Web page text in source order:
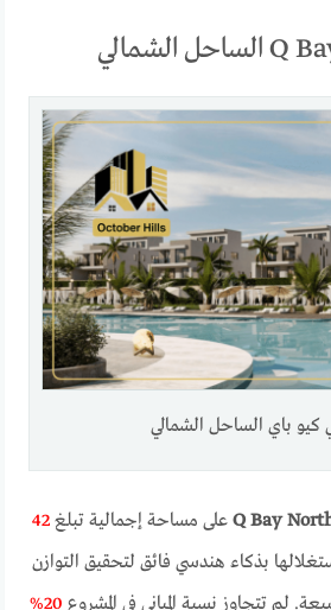
كيو باي الساحل الشمالي
Q Bay على مساحة إجمالية تبلغ42
بذكاء هندسي فائق لتحقيق التوازن
لم تتجاوز نسبة المباني في المشروع 20%